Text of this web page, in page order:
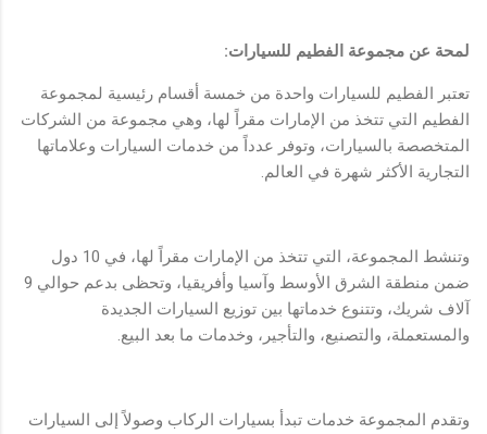
لمحة عن مجموعة الفطيم للسيارات:
تعتبر الفطيم للسيارات واحدة من خمسة أقسام رئيسية لمجموعة
الفطيم التي تتخذ من الإمارات مقراً لها، وهي مجموعة من الشركات
المتخصصة بالسيارات، وتوفر عدداً من خدمات السيارات وعلاماتها
التجارية الأكثر شهرة في العالم.
وتنشط المجموعة، التي تتخذ من الإمارات مقراً لها، في 10 دول
ضمن منطقة الشرق الأوسط وآسيا وأفريقيا، وتحظى بدعم حوالي 9
آلاف شريك، وتتنوع خدماتها بين توزيع السيارات الجديدة
والمستعملة، والتصنيع، والتأجير، وخدمات ما بعد البيع.
وتقدم المجموعة خدمات تبدأ بسيارات الركاب وصولاً إلى السيارات